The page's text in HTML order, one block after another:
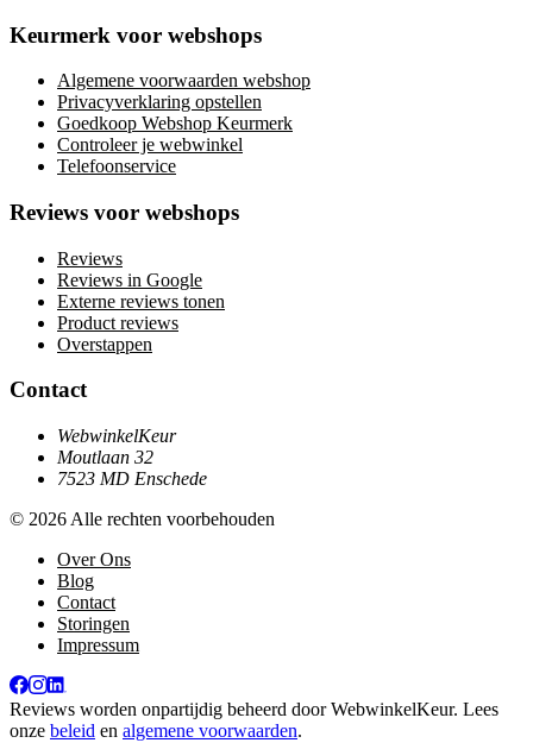
Keurmerk voor webshops
Algemene voorwaarden webshop
Privacyverklaring opstellen
Goedkoop Webshop Keurmerk
Controleer je webwinkel
Telefoonservice
Reviews voor webshops
Reviews
Reviews in Google
Externe reviews tonen
Product reviews
Overstappen
Contact
WebwinkelKeur
Moutlaan 32
7523 MD Enschede
© 2026 Alle rechten voorbehouden
Over Ons
Blog
Contact
Storingen
Impressum
Reviews worden onpartijdig beheerd doorWebwinkelKeur. Lees
onze beleid en algemene voorwaarden.